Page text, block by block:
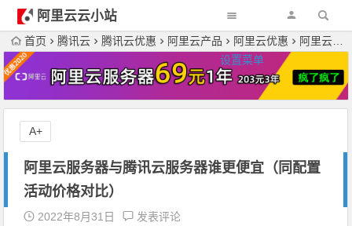
阿里云云小站
设置菜单
首页 腾讯云 腾讯云优惠 阿里云产品 阿里云优惠 阿里云服务器与腾讯云服务器谁更便宜（同配置活动价格对比）
阿里云服务器与腾讯云服务器谁更便宜（同配置
活动价格对比）
2022年8月31日 发表评论
A+